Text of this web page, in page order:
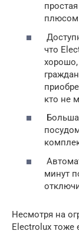
плюсом
что
хорошо,
кто не
минут
Несмотря на
Electrolux тоже